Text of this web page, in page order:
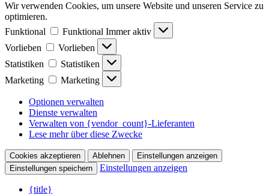
Wir verwenden Cookies, um unsere Website und unseren Service zu
optimieren.
Funktional
Funktional Immer aktiv
Vorlieben
Vorlieben
Statistiken
Statistiken
Marketing
Marketing
Optionen verwalten
Dienste verwalten
Verwalten von {vendor_count}-Lieferanten
Lese mehr über diese Zwecke
Cookies akzeptieren Ablehnen
Einstellungen anzeigen
Einstellungen speichern
Einstellungen anzeigen
{title}